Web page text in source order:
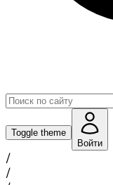
Toggle theme
Войти
/
/